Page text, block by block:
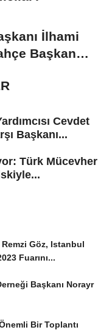
İlhami
Başkan
Cevdet
Başkanı...
Türk Mücevher
Göz, Istanbul
Fuarını...
Başkanı Norayr
Bir Toplantı